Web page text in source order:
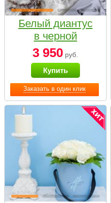
Заказать в один клик
Белый диантус
в черной
коробке Small
3 950 руб.
Купить